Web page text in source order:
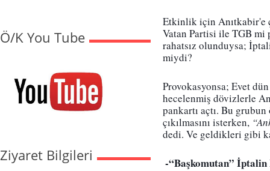
Ö/K You Tube
Ziyaret Bilgileri
Etkinlik için Anıtkabir'e
Vatan Partisi ile TGB mi
rahatsız olunduysa;
miydi?
Provokasyonsa; Evet
hecelenmiş dövizlerle
pankartı açtı. Bu
çıkılmasını isterken,
dedi. Ve geldikleri gibi
-“Başkomutan”